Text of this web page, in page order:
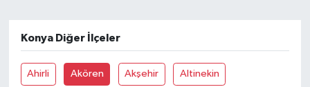
Konya Diğer İlçeler
Ahirli Akören Akşehir Altinekin
Sağlık
Son Dakika